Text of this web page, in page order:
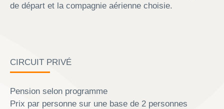
de départ et la compagnie aérienne choisie.
CIRCUIT PRIVÉ
Pension selon programme
Prix par personne sur une base de 2 personnes